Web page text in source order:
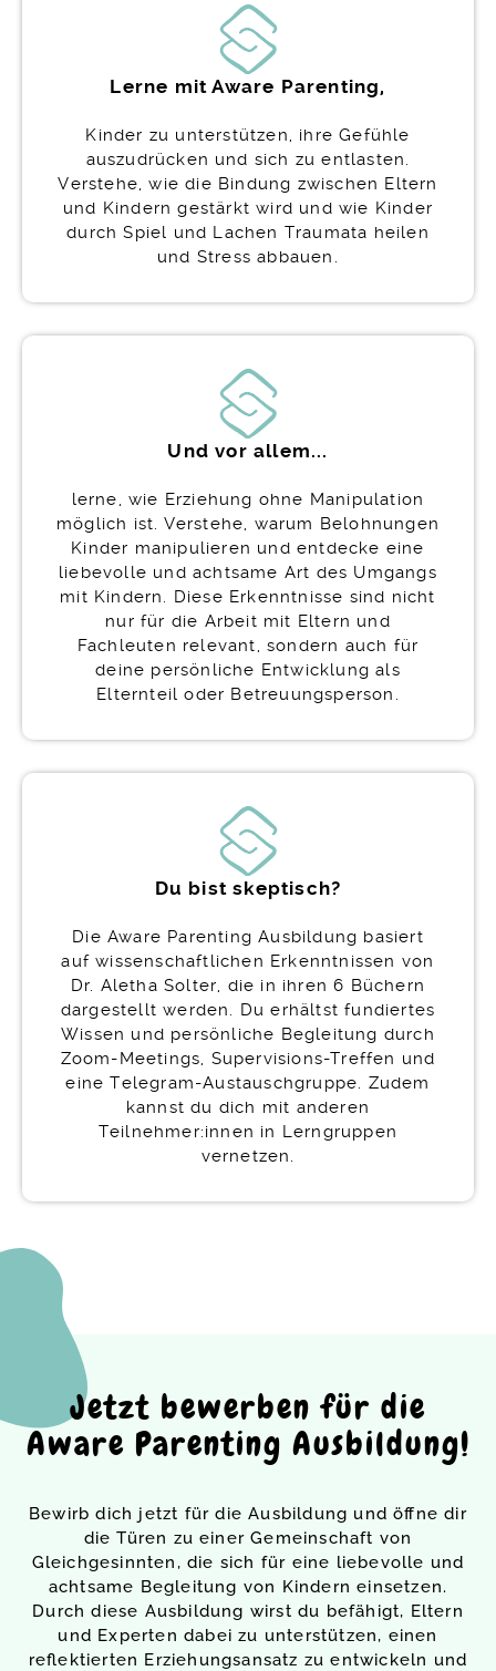
Lerne mit Aware Parenting,
Kinder zu unterstützen, ihre Gefühle
auszudrücken und sich zu entlasten.
Verstehe, wie die Bindung zwischen Eltern
und Kindern gestärkt wird und wie Kinder
durch Spiel und Lachen Traumata heilen
und Stress abbauen.
Und vor allem...
lerne, wie Erziehung ohne Manipulation
möglich ist. Verstehe, warum Belohnungen
Kinder manipulieren und entdecke eine
liebevolle und achtsame Art des Umgangs
mit Kindern. Diese Erkenntnisse sind nicht
nur für die Arbeit mit Eltern und
Fachleuten relevant, sondern auch für
deine persönliche Entwicklung als
Elternteil oder Betreuungsperson.
Du bist skeptisch?
Die Aware Parenting Ausbildung basiert
auf wissenschaftlichen Erkenntnissen von
Dr. Aletha Solter, die in ihren 6 Büchern
dargestellt werden. Du erhältst fundiertes
Wissen und persönliche Begleitung durch
Zoom-Meetings, Supervisions-Treffen und
eine Telegram-Austauschgruppe. Zudem
kannst du dich mit anderen
Teilnehmer:innen in Lerngruppen
vernetzen.
Jetzt bewerben für die
Aware Parenting Ausbildung!
Bewirb dich jetzt für die Ausbildung und öffne dir
die Türen zu einer Gemeinschaft von
Gleichgesinnten, die sich für eine liebevolle und
achtsame Begleitung von Kindern einsetzen.
Durch diese Ausbildung wirst du befähigt, Eltern
und Experten dabei zu unterstützen, einen
reflektierten Erziehungsansatz zu entwickeln und